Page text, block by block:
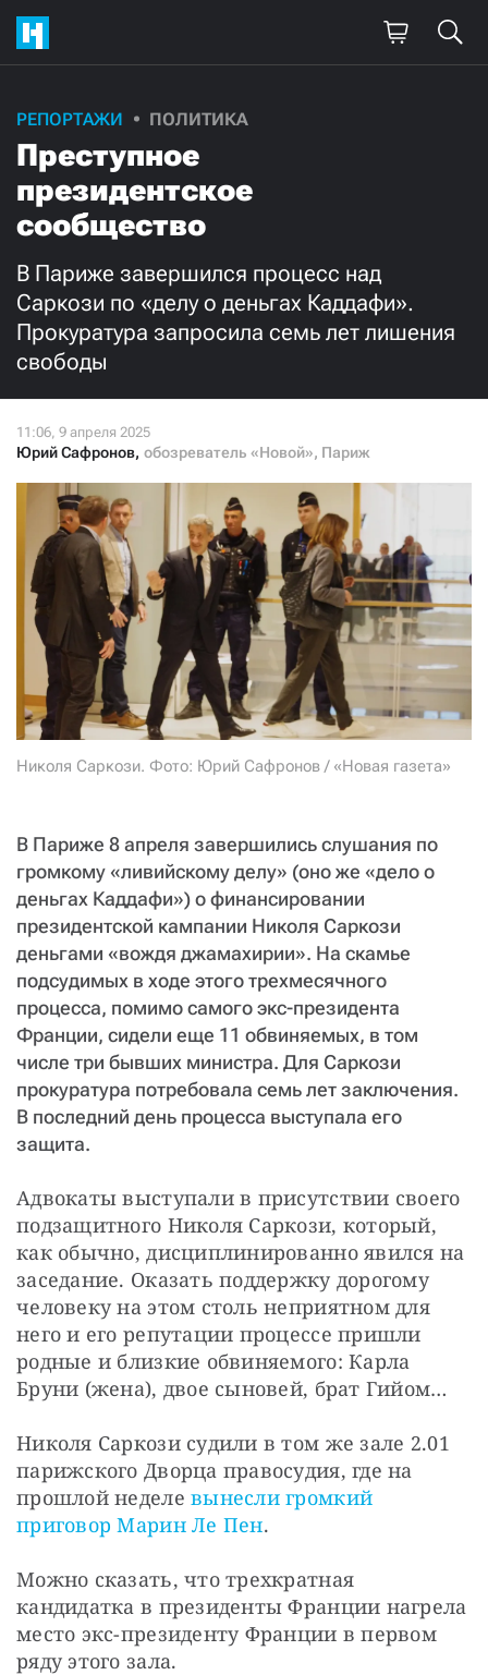
РЕПОРТАЖИ ПОЛИТИКА
Преступное
президентское
сообщество
В Париже завершился процесс над
Саркози по «делу о деньгах Каддафи».
Прокуратура запросила семь лет лишения
свободы
Юрий Сафронов, обозреватель «Новой», Париж
Николя Саркози. Фото: Юрий Сафронов / «Новая газета»
В Париже 8 апреля завершились слушания по
громкому «ливийскому делу» (оно же «дело о
деньгах Каддафи») о финансировании
президентской кампании Николя Саркози
деньгами «вождя джамахирии». На скамье
подсудимых в ходе этого трехмесячного
процесса, помимо самого экс-президента
Франции, сидели еще 11 обвиняемых, в том
числе три бывших министра. Для Саркози
прокуратура потребовала семь лет заключения.
В последний день процесса выступала его
защита.
Адвокаты выступали в присутствии своего
подзащитного Николя Саркози, который,
как обычно, дисциплинированно явился на
заседание. Оказать поддержку дорогому
человеку на этом столь неприятном для
него и его репутации процессе пришли
родные и близкие обвиняемого: Карла
Бруни (жена), двое сыновей, брат Гийом…
Николя Саркози судили в том же зале 2.01
парижского Дворца правосудия, где на
прошлой неделе вынесли громкий
приговор Марин Ле Пен.
Можно сказать, что трехкратная
кандидатка в президенты Франции нагрела
место экс-президенту Франции в первом
ряду этого зала.
Поддержите
нашу работу!
Ежемесячно
300
Нажимая кнопку «Стать соучастником»,
я принимаю условия и подтверждаю свое гражданство РФ
СТАТЬ СОУЧАСТНИКОМ
ПОДЕЛИТЬСЯ С ДРУЗЬЯМИ
Если у вас есть вопросы, пишите donate@novayagazeta.ruили
звоните:
+7 (929) 612-03-68